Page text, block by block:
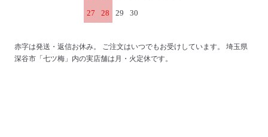
27 28 29 30
赤字は発送・返信お休み。 ご注文はいつでもお受けしています。 埼玉県
深谷市「七ツ梅」内の実店舗は月・火定休です。